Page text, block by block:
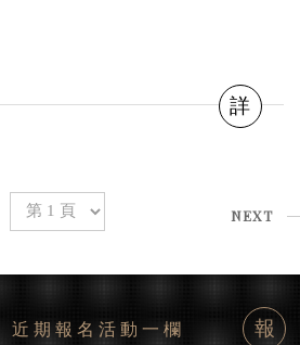
詳
NEXT
近期報名活動一欄 報